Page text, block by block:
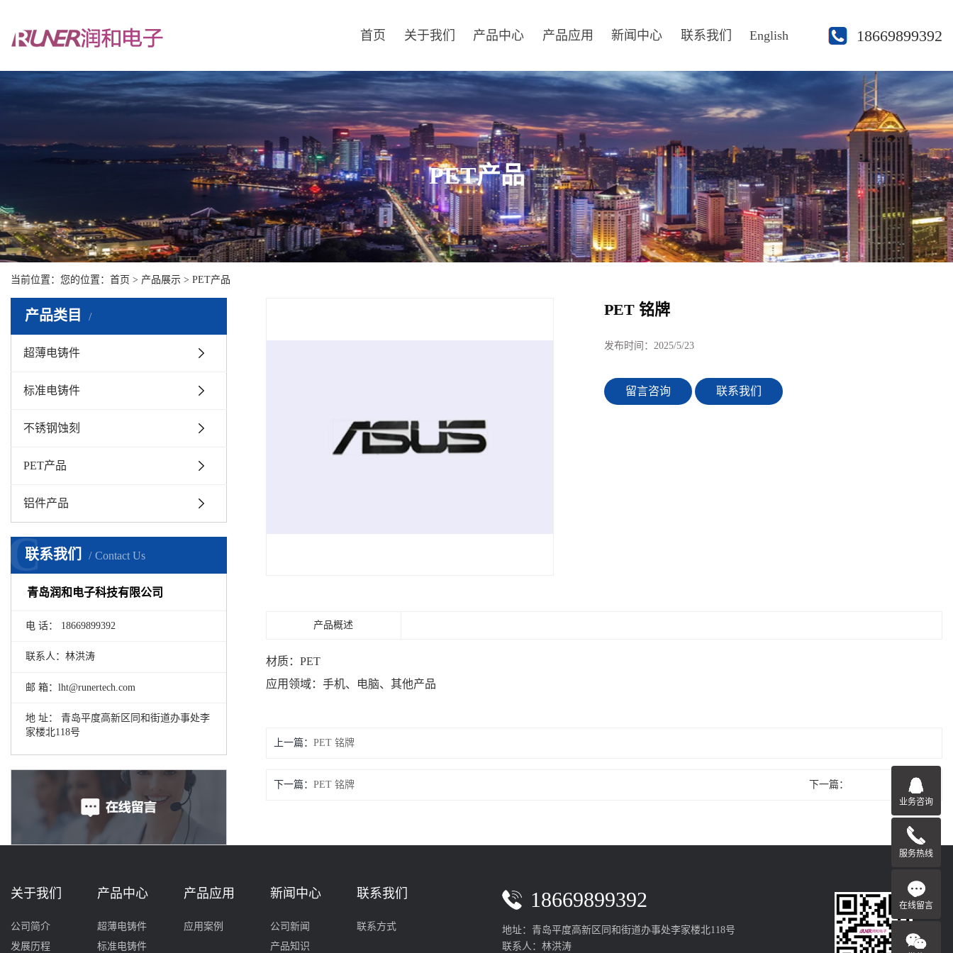
首页 关于我们 产品中心 产品应用 新闻中心 联系我们 English 18669899392
PET产品
当前位置：您的位置： 首页 > 产品展示 > PET产品
产品类目
超薄电铸件
标准电铸件
不锈钢蚀刻
PET产品
铝件产品
联系我们 Contact Us
C
青岛润和电子科技有限公司
电 话： 18669899392
联系人：林洪涛
邮 箱：lht@runertech.com
地 址： 青岛平度高新区同和街道办事处李
家楼北118号
PET 铭牌
发布时间： 2025/5/23
留言咨询 联系我们
产品概述
材质： PET
应用领域：手机、电脑、其他产品
上一篇： PET 铭牌
下一篇： 下一篇：
PET 铭牌
关于我们
公司简介
发展历程
产品中心
超薄电铸件
标准电铸件
产品应用
应用案例
新闻中心
公司新闻
产品知识
联系我们
联系方式
18669899392
地址：青岛平度高新区同和街道办事处李家楼北118号
联系人：林洪涛
业务咨询
服务热线
在线留言